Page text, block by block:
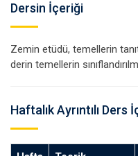
Dersin İçeriği
Zemin etüdü, temellerin
derin temellerin
Haftalık Ayrıntılı Ders